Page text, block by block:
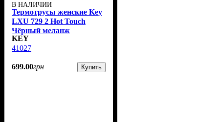
В НАЛИЧИИ
Термотрусы женские Key
LXU 729 2 Hot Touch
Чёрный меланж
KEY
41027
699.00грн Купить